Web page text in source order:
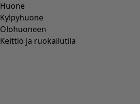
Huone
Kylpyhuone
Olohuoneen
Keittiö ja ruokailutila